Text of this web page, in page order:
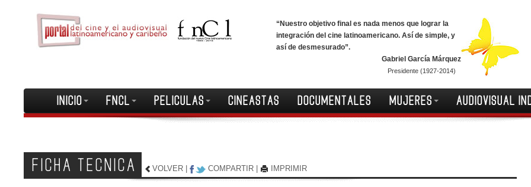
“Nuestro objetivo final es nada menos que lograr la
integración del cine latinoamericano. Así de simple, y
así de desmesurado”.
Gabriel García Márquez
Presidente (1927-2014)
INICIO FNCL PELICULAS CINEASTAS DOCUMENTALES MUJERES AUDIOVISUAL
FICHA TECNICA VOLVER COMPARTIR IMPRIMIR